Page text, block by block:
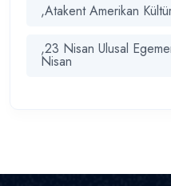
,Atakent Amerikan
,23 Nisan Ulusal
Nisan